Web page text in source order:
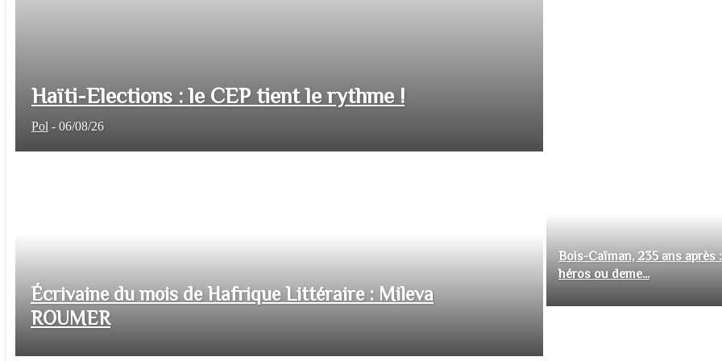
Haïti-Elections : le CEP tient le rythme !
Pol - 06/08/26
Écrivaine du mois de Hafrique Littéraire : Mileva
ROUMER
Bois-Caïman, 235 ans après
héros ou deme...